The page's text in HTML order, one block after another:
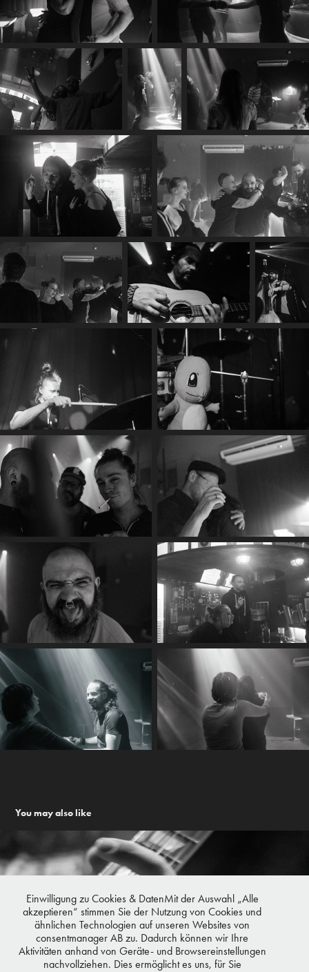
You may also like
Einwilligung zu Cookies & DatenMit der Auswahl „Alle
akzeptieren“ stimmen Sie der Nutzung von Cookies und
ähnlichen Technologien auf unseren Websites von
consentmanager AB zu. Dadurch können wir Ihre
Aktivitäten anhand von Geräte- und Browsereinstellungen
nachvollziehen. Dies ermöglicht es uns, für Sie